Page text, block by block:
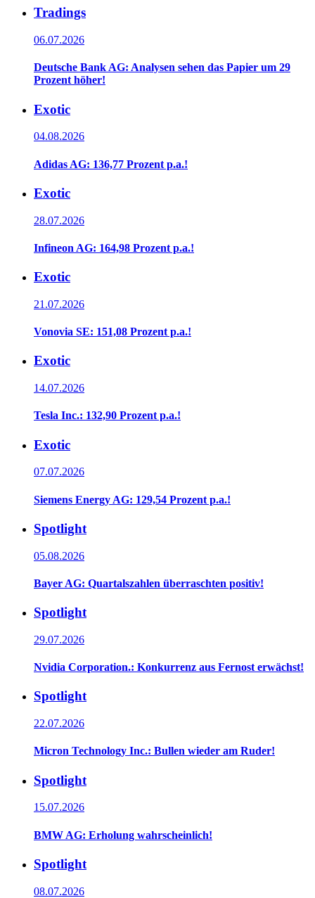
Tradings
06.07.2026
Deutsche Bank AG: Analysen sehen das Papier um 29
Prozent höher!
Exotic
04.08.2026
Adidas AG: 136,77 Prozent p.a.!
Exotic
28.07.2026
Infineon AG: 164,98 Prozent p.a.!
Exotic
21.07.2026
Vonovia SE: 151,08 Prozent p.a.!
Exotic
14.07.2026
Tesla Inc.: 132,90 Prozent p.a.!
Exotic
07.07.2026
Siemens Energy AG: 129,54 Prozent p.a.!
Spotlight
05.08.2026
Bayer AG: Quartalszahlen überraschten positiv!
Spotlight
29.07.2026
Nvidia Corporation.: Konkurrenz aus Fernost erwächst!
Spotlight
22.07.2026
Micron Technology Inc.: Bullen wieder am Ruder!
Spotlight
15.07.2026
BMW AG: Erholung wahrscheinlich!
Spotlight
08.07.2026